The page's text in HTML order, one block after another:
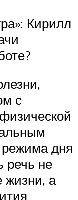
Кирилл
с
дня
речь не
жизни, а